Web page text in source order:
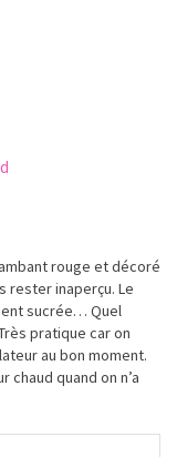
rouge etdécoré
resterinaperçu. Le
sucrée… Quel
pratique car on
au bon moment.
chaud quand on n’a